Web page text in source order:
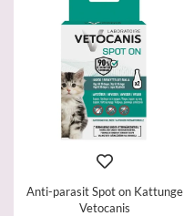
Anti-parasit Spot on Kattunge
Vetocanis